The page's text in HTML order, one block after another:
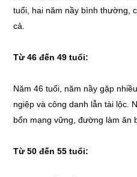
tuổi, hai năm nầy bình thường,
cả.
Từ 46 đến 49 tuổi:
Năm 46 tuổi, năm nầy gặp
ngiệp và công danh lẫn tài lộc.
bổn mạng vững, đường làm ăn
Từ 50 đến 55 tuổi: